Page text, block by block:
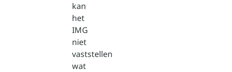
kan
het
IMG
niet
vaststellen
wat